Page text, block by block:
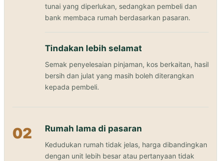
tunai yang diperlukan, sedangkan pembeli dan
bank membaca rumah berdasarkan pasaran.
Tindakan lebih selamat
Semak penyelesaian pinjaman, kos berkaitan, hasil
bersih dan julat yang masih boleh diterangkan
kepada pembeli.
02 Rumah lama di pasaran
Kedudukan rumah tidak jelas, harga dibandingkan
dengan unit lebih besar atau pertanyaan tidak